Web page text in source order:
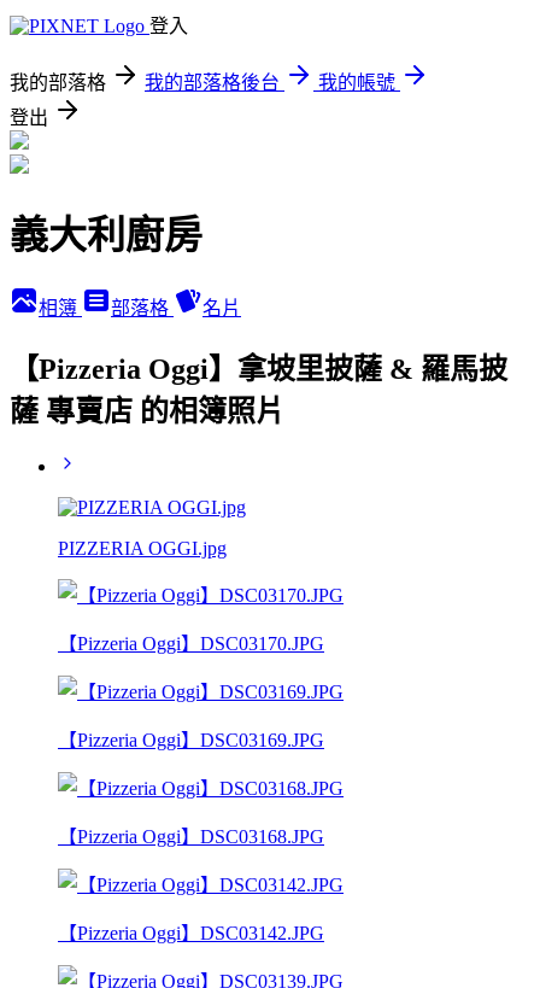
登入
我的部落格 我的部落格後台
我的帳號
登出
義大利廚房
相簿 部落格 名片
【Pizzeria Oggi】拿坡里披薩 & 羅馬披
薩 專賣店 的相簿照片
PIZZERIA OGGI.jpg
【Pizzeria Oggi】DSC03170.JPG
【Pizzeria Oggi】DSC03169.JPG
【Pizzeria Oggi】DSC03168.JPG
【Pizzeria Oggi】DSC03142.JPG